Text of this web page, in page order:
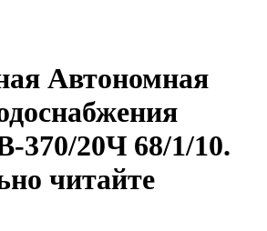
Автономная
370/20Ч 68/1/10.
читайте